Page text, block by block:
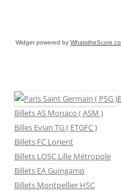
Widget powered by
Billets AS Monaco ( ASM )
Billes Evian TG ( ETGFC )
Billets FC Lorient
Billets LOSC Lille Métropole
Billets EA Guingamp
Billets Montpellier HSC